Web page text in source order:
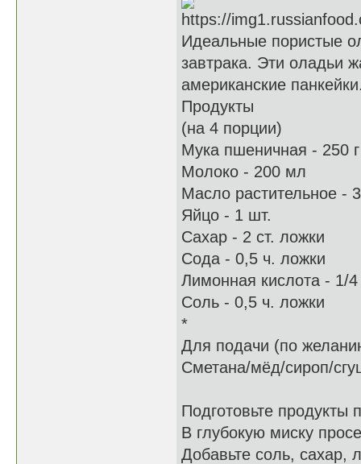
Идеальные пористые
завтрака. Эти оладьи
американские
Продукты
(на 4 порции)
Мука пшеничная - 250 г
Молоко - 200 мл
Масло растительное -
Яйцо - 1 шт.
Сахар - 2 ст. ложки
Сода - 0,5 ч. ложки
Лимонная кислота - 1/
Соль - 0,5 ч. ложки
*
Для подачи (по
Сметана/мёд/сироп/
Подготовьте продукты
В глубокую миску
Добавьте соль, сахар,